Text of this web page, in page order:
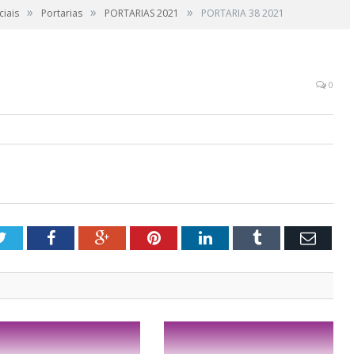
» Portarias » PORTARIAS 2021 » PORTARIA 38 2021
0
TwitterFacebookGoogle+PinterestLinkedInTumblr Email